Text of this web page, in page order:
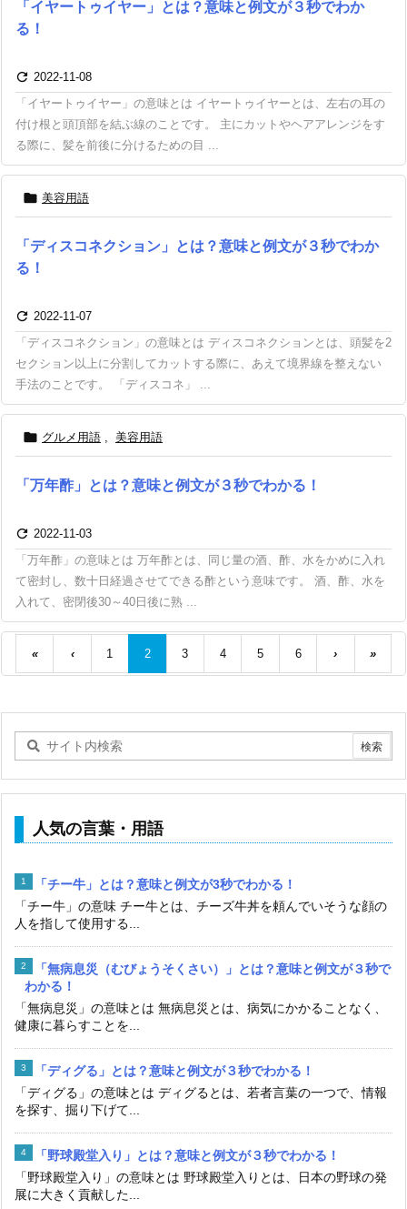
「イヤートゥイヤー」とは？意味と例文が３秒でわか
る！
 2022-11-08
「イヤートゥイヤー」の意味とは イヤートゥイヤーとは、左右の耳の
付け根と頭頂部を結ぶ線のことです。 主にカットやヘアアレンジをす
る際に、髪を前後に分けるための目 ...
 美容用語
「ディスコネクション」とは？意味と例文が３秒でわか
る！
 2022-11-07
「ディスコネクション」の意味とは ディスコネクションとは、頭髪を2
セクション以上に分割してカットする際に、あえて境界線を整えない
手法のことです。 「ディスコネ」 ...
 グルメ用語 , 美容用語
「万年酢」とは？意味と例文が３秒でわかる！
 2022-11-03
「万年酢」の意味とは 万年酢とは、同じ量の酒、酢、水をかめに入れ
て密封し、数十日経過させてできる酢という意味です。 酒、酢、水を
入れて、密閉後30～40日後に熟 ...
« ‹ 1 2 3 4 5 6 › »
人気の言葉・用語
「チー牛」とは？意味と例文が3秒でわかる！
「チー牛」の意味 チー牛とは、チーズ牛丼を頼んでいそうな顔の
人を指して使用する...
「無病息災（むびょうそくさい）」とは？意味と例文が３秒で
わかる！
「無病息災」の意味とは 無病息災とは、病気にかかることなく、
健康に暮らすことを...
「ディグる」とは？意味と例文が３秒でわかる！
「ディグる」の意味とは ディグるとは、若者言葉の一つで、情報
を探す、掘り下げて...
「野球殿堂入り」とは？意味と例文が３秒でわかる！
「野球殿堂入り」の意味とは 野球殿堂入りとは、日本の野球の発
展に大きく貢献した...